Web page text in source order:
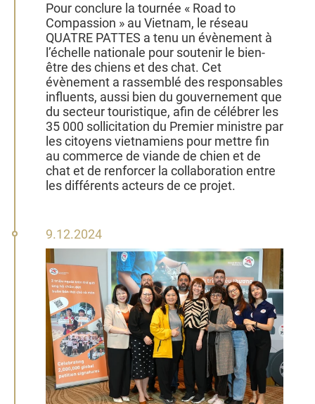
Pour conclure la tournée « Road to
Compassion » au Vietnam, le réseau
QUATRE PATTES a tenu un évènement à
l’échelle nationale pour soutenir le bien-
être des chiens et des chat. Cet
évènement a rassemblé des responsables
influents, aussi bien du gouvernement que
du secteur touristique, afin de célébrer les
35 000 sollicitation du Premier ministre par
les citoyens vietnamiens pour mettre fin
au commerce de viande de chien et de
chat et de renforcer la collaboration entre
les différents acteurs de ce projet.
9
décembre
2024
9.12.2024